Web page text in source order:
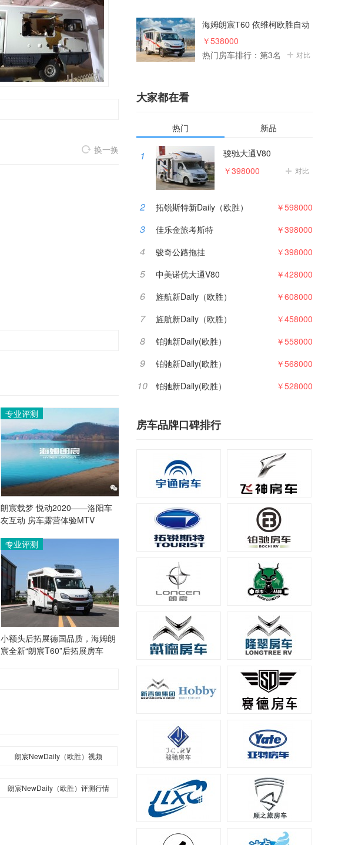
换一换
专业评测
朗宸载梦 悦动2020——洛阳车
友互动 房车露营体验MTV
专业评测
小额头后拓展德国品质，海姆朗
宸全新“朗宸T60”后拓展房车
朗宸NewDaily（欧胜）视频
朗宸NewDaily（欧胜）评测行情
海姆朗宸T60 依维柯欧胜自动
挡
￥538000
热门房车排行：第3名
对比
大家都在看
热门 新品
1 骏驰大通V80
对比
￥398000
2 拓锐斯特新Daily（欧胜） ￥598000
3 佳乐金旅考斯特 ￥398000
4 骏奇公路拖挂 ￥398000
5 中美诺优大通V80 ￥428000
6 旌航新Daily（欧胜） ￥608000
7 旌航新Daily（欧胜） ￥458000
8 铂驰新Daily(欧胜） ￥558000
9 铂驰新Daily(欧胜） ￥568000
10 铂驰新Daily(欧胜） ￥528000
房车品牌口碑排行